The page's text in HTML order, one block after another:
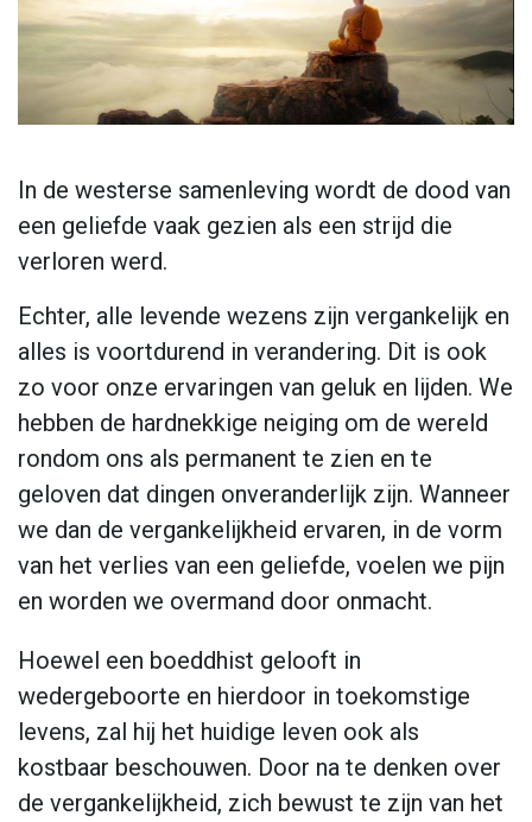
In de westerse samenleving wordt de dood van
een geliefde vaak gezien als een strijd die
verloren werd.
Echter, alle levende wezens zijn vergankelijk en
alles is voortdurend in verandering. Dit is ook
zo voor onze ervaringen van geluk en lijden. We
hebben de hardnekkige neiging om de wereld
rondom ons als permanent te zien en te
geloven dat dingen onveranderlijk zijn. Wanneer
we dan de vergankelijkheid ervaren, in de vorm
van het verlies van een geliefde, voelen we pijn
en worden we overmand door onmacht.
Hoewel een boeddhist gelooft in
wedergeboorte en hierdoor in toekomstige
levens, zal hij het huidige leven ook als
kostbaar beschouwen. Door na te denken over
de vergankelijkheid, zich bewust te zijn van het